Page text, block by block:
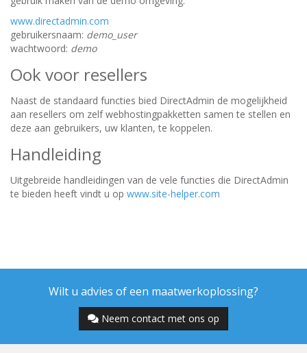
www.directadmin.com
gebruikersnaam: demo_user
wachtwoord: demo
Ook voor resellers
Naast de standaard functies bied DirectAdmin de mogelijkheid
aan resellers om zelf webhostingpakketten samen te stellen en
deze aan gebruikers, uw klanten, te koppelen.
Handleiding
Uitgebreide handleidingen van de vele functies die DirectAdmin
te bieden heeft vindt u op www.site-helper.com
Wilt u advies of een maatwerkoplossing?
Neem contact met ons op